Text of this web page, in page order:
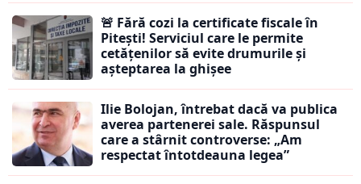
🚨 Fără cozi la certificate fiscale în
Pitești! Serviciul care le permite
cetățenilor să evite drumurile și
așteptarea la ghișee
Ilie Bolojan, întrebat dacă va publica
averea partenerei sale. Răspunsul
care a stârnit controverse: „Am
respectat întotdeauna legea”